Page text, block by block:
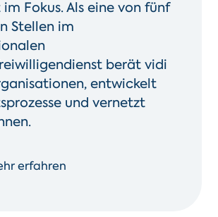
Fokus. Als eine von fünf
Stellen im
berät vidi
entwickelt
und vernetzt
erfahren